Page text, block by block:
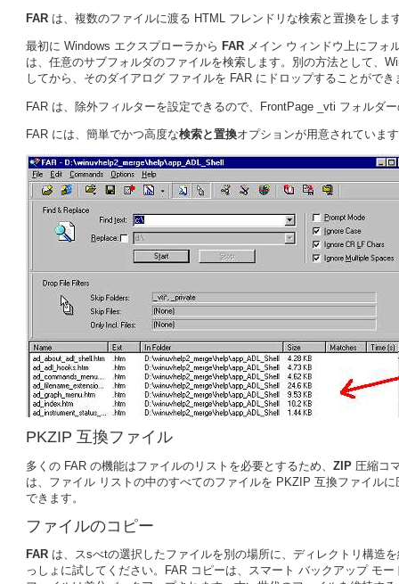
FAR は、複数のファイルに渡る HTML フレンドリな検索と置換をしま
最初に Windows エクスプローラから FAR メイン ウィンドウ上にフォ
は、任意のサブフォルダのファイルを検索します。別の方法として、
してから、そのダイアログ ファイルを FAR にドロップすることができ
FAR は、除外フィルターを設定できるので、FrontPage _vti フォルダ
FAR には、簡単でかつ高度な検索と置換オプションが用意されていま
PKZIP 互換ファイル
多くの FAR の機能はファイルのリストを必要とするため、 ZIP 圧縮コ
は、ファイル リストの中のすべてのファイルを PKZIP 互換ファイル
できます。
ファイルのコピー
FAR は、スsべtの選択したファイルを別の場所に、ディレクトリ構造
っしょに試してください。FAR コピーは、スマート バックアップ モ